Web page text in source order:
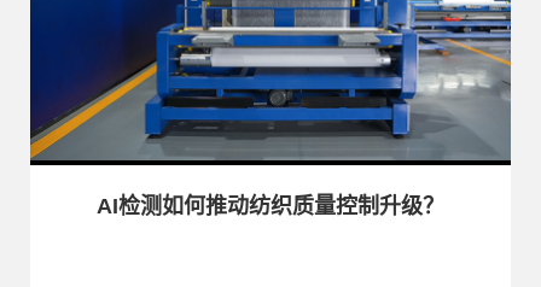
AI检测如何推动纺织质量控制升级？